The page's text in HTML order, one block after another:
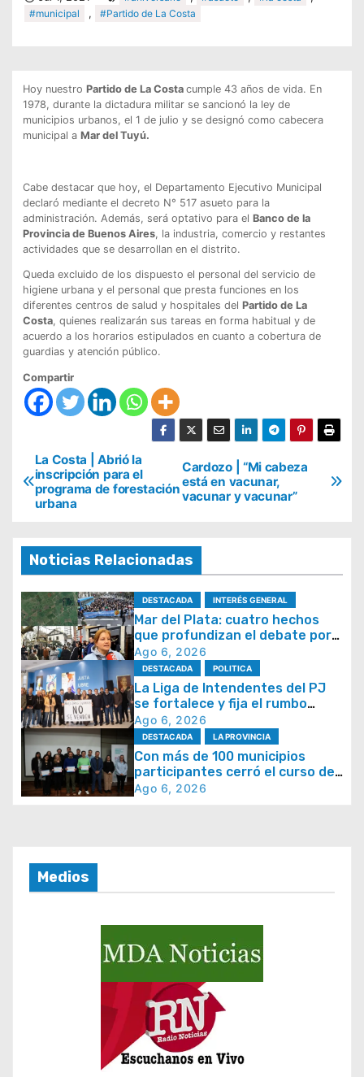
#municipal
, #Partido de La Costa
Hoy nuestro Partido de La Costa cumple 43 años de vida. En
1978, durante la dictadura militar se sancionó la ley de
municipios urbanos, el 1 de julio y se designó como cabecera
municipal a Mar del Tuyú.
Cabe destacar que hoy, el Departamento Ejecutivo Municipal
declaró mediante el decreto N° 517 asueto para la
administración. Además, será optativo para el Banco de la
Provincia de Buenos Aires, la industria, comercio y restantes
actividades que se desarrollan en el distrito.
Queda excluido de los dispuesto el personal del servicio de
higiene urbana y el personal que presta funciones en los
diferentes centros de salud y hospitales del Partido de La
Costa, quienes realizarán sus tareas en forma habitual y de
acuerdo a los horarios estipulados en cuanto a cobertura de
guardias y atención público.
Compartir
N
a
g
a
c
i
ó
n
d
e
e
n
Cardozo | “Mi cabeza
está en vacunar,
vacunar y vacunar”
La Costa | Abrió la
inscripción para el
programa de forestación
urbana
Noticias Relacionadas
DESTACADA INTERÉS GENERAL
Mar del Plata: cuatro hechos
que profundizan el debate por
la seguridad y la respuesta del
Estado
Ago 6, 2026
DESTACADA POLITICA
La Liga de Intendentes del PJ
se fortalece y fija el rumbo
hacia 2027
Ago 6, 2026
DESTACADA LA PROVINCIA
Con más de 100 municipios
participantes cerró el curso de
crisis climática en La Provincia
Ago 6, 2026
Medios